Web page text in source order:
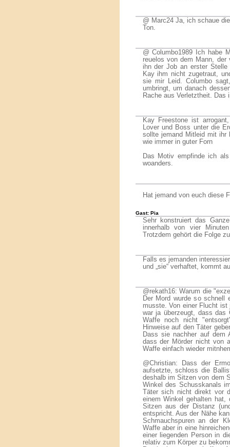
@ Marc24 Ja, ich schaue
Ton.
@ Columbo1989 Ich habe
reuelos von dem Mann,
ihn der Job an erster
Kay ihm nicht zugetraut,
sie mir Leid. Columbo
umbringt, um danach
Rache aus Verletztheit. Das
Kay Freestone ist
Lover und Boss unter die
sollte jemand Mitleid mit ihr
wie immer in guter Forn
Das Motiv empfinde ich
woanders.
Hat jemand von euch diese
Gast: Pia
Sehr konstruiert das
innerhalb von vier
Trotzdem gehört die Folge
Falls es jemanden
und „sie“ verhaftet, kommt
@rekath16: Warum die
Der Mord wurde so schnell
musste. Von einer Flucht ist
war ja überzeugt, dass das
Waffe noch nicht
Hinweise auf den Täter
Dass sie nachher auf dem
dass der Mörder nicht von
Waffe einfach wieder
@Christian: Dass der
aufsetzte, schloss die
deshalb im Sitzen von dem
Winkel des Schusskanals
Täter sich nicht direkt vor
einem Winkel gehalten
Sitzen aus der Distanz
entspricht. Aus der Nähe
Schmauchspuren an der
Waffe aber in eine
einer liegenden Person in
relativ zum Körper zu